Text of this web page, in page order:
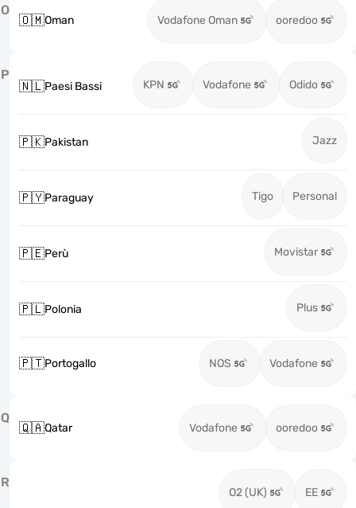
O
🇴🇲Oman Vodafone Oman ooredoo
P
🇳🇱Paesi Bassi KPN Vodafone Odido
🇵🇰Pakistan Jazz
🇵🇾Paraguay Tigo Personal
🇵🇪Perù Movistar
🇵🇱Polonia Plus
🇵🇹Portogallo NOS Vodafone
Q
🇶🇦Qatar Vodafone ooredoo
R
O2 (UK) EE